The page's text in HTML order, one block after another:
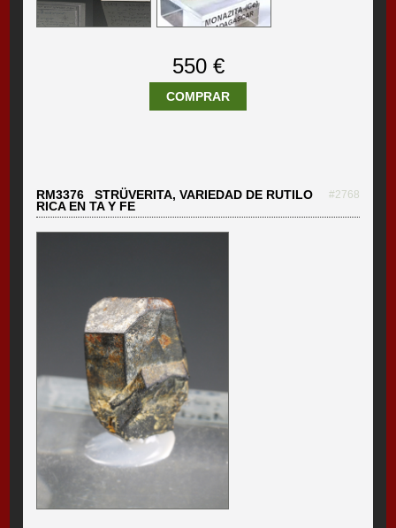
550 €
COMPRAR
RM3376 STRÜVERITA, VARIEDAD DE RUTILO
RICA EN TA Y FE
#2768